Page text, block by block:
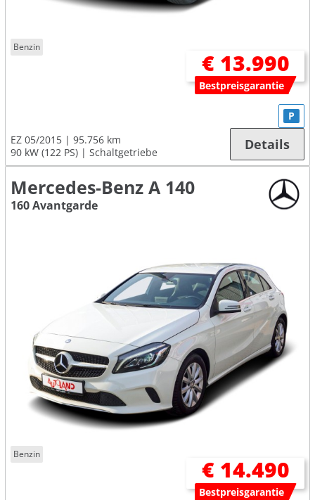
Benzin
€ 13.990
Bestpreisgarantie
EZ 05/2015
95.756 km
90 kW (122 PS)
Schaltgetriebe
P
Details
Mercedes-Benz A 140
160 Avantgarde
Benzin
€ 14.490
Bestpreisgarantie